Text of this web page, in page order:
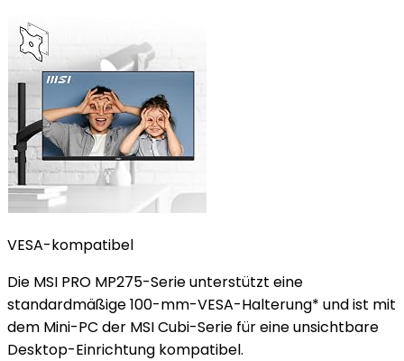
VESA-kompatibel
Die MSI PRO MP275-Serie unterstützt eine
standardmäßige 100-mm-VESA-Halterung* und ist mit
dem Mini-PC der MSI Cubi-Serie für eine unsichtbare
Desktop-Einrichtung kompatibel.